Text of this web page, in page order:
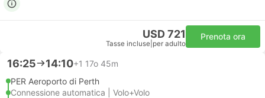
USD 721
Tasse incluse per adulto
Prenota ora
16:25 14:10+1 17o 45m
PER Aeroporto di Perth
Connessione automatica | Volo+Volo